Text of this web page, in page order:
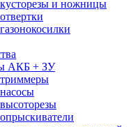
и ножницы
АКБ + ЗУ